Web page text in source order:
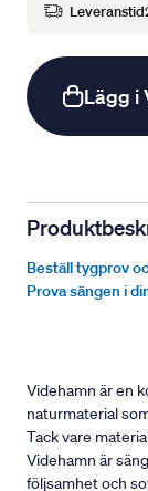
Leveranstid
Lägg i
Beställ tygprov
Prova sängen i
Videhamn är en
naturmaterial
Tack vare
Videhamn är
följsamhet och